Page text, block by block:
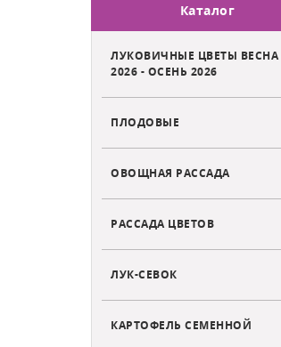
Каталог
ЛУКОВИЧНЫЕ ЦВЕТЫ ВЕСНА
2026 - ОСЕНЬ 2026
ПЛОДОВЫЕ
ОВОЩНАЯ РАССАДА
РАССАДА ЦВЕТОВ
ЛУК-СЕВОК
КАРТОФЕЛЬ СЕМЕННОЙ